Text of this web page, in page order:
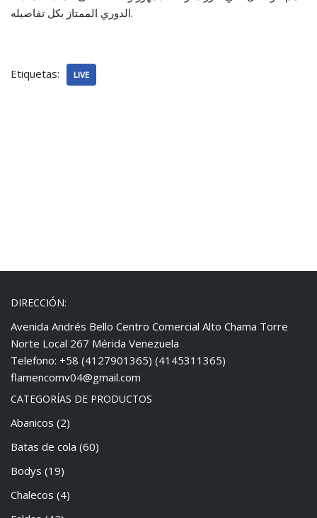
الدوري الممتاز بكل تفاصيله.
Etiquetas: LIVE
DIRECCIÓN:
Avenida Andrés Bello Centro Comercial Alto Chama Torre
Norte Local 267 Mérida Venezuela
Telefono: +58 (4127901365) (4145311365)
flamencomv04@gmail.com
CATEGORÍAS DE PRODUCTOS
Abanicos (2)
Batas de cola (60)
Bodys (19)
Chalecos (4)